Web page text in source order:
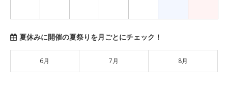
夏休みに開催の夏祭りを月ごとにチェック！
6月 7月 8月